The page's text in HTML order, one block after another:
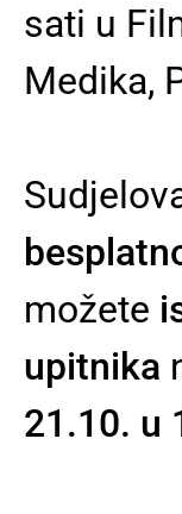
sati u
Medika,
možete
upitnika
21.10. u